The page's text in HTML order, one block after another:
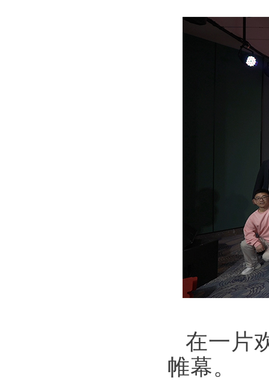
在一片
帷幕。